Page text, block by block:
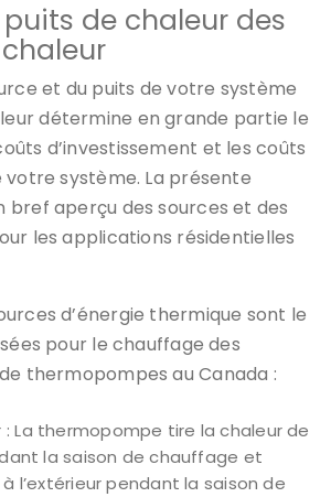
de chaleur des
et du puits de votre système
détermine en grande partie le
d’investissement et les coûts
votre système. La présente
bref aperçu des sources et des
les applications résidentielles
d’énergie thermique sont le
pour le chauffage des
thermopompes au Canada :
: La thermopompe tire la chaleur de
la saison de chauffage et
l’extérieur pendant la saison de